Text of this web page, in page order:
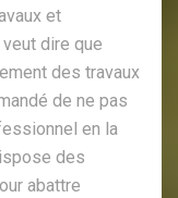
et
dire que
des travaux
de ne pas
en la
des
abattre